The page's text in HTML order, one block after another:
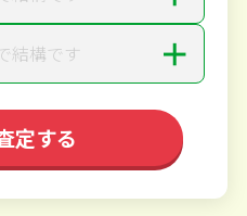
結構です ＋
定する